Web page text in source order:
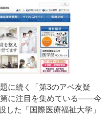
に続く「第3のアベ友疑
に注目を集めている――今
した「国際医療福祉大学」